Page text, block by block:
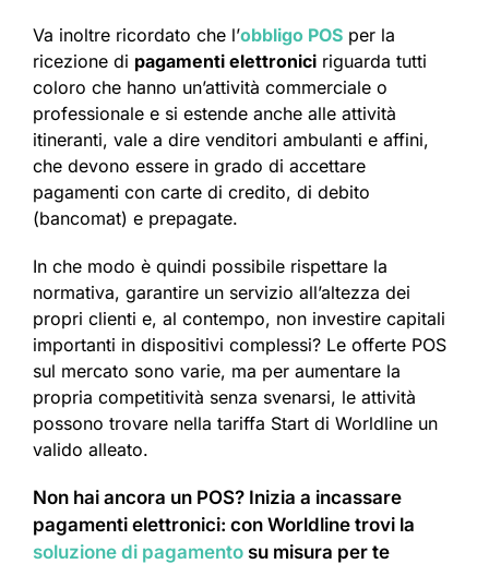
Va inoltre ricordato che l’obbligo POS per la
ricezione di pagamenti elettronici riguarda tutti
coloro che hanno un’attività commerciale o
professionale e si estende anche alle attività
itineranti, vale a dire venditori ambulanti e affini,
che devono essere in grado di accettare
pagamenti con carte di credito, di debito
(bancomat) e prepagate.
In che modo è quindi possibile rispettare la
normativa, garantire un servizio all’altezza dei
propri clienti e, al contempo, non investire capitali
importanti in dispositivi complessi? Le offerte POS
sul mercato sono varie, ma per aumentare la
propria competitività senza svenarsi, le attività
possono trovare nella tariffa Start di Worldline un
valido alleato.
Non hai ancora un POS? Inizia a incassare
pagamenti elettronici: con Worldline trovi la
soluzione di pagamento su misura per te